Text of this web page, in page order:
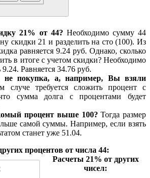
21% от 44? Необходимо сумму 44
скидки 21 и разделить на сто (100). Из
равняется 9.24 руб. Однако, сколько
в итоге с учетом скидки? Необходимо
Равняется 34.76 руб.
покупка, а, например, Вы взяли
случе требуется сложить процент с
сумма долга с процентами будет
процент выше 100? Тогда размер
самой суммы. Например, если взять
станет уже 51.04.
процентов от числа 44:
Расчеты 21% от других
чисел: